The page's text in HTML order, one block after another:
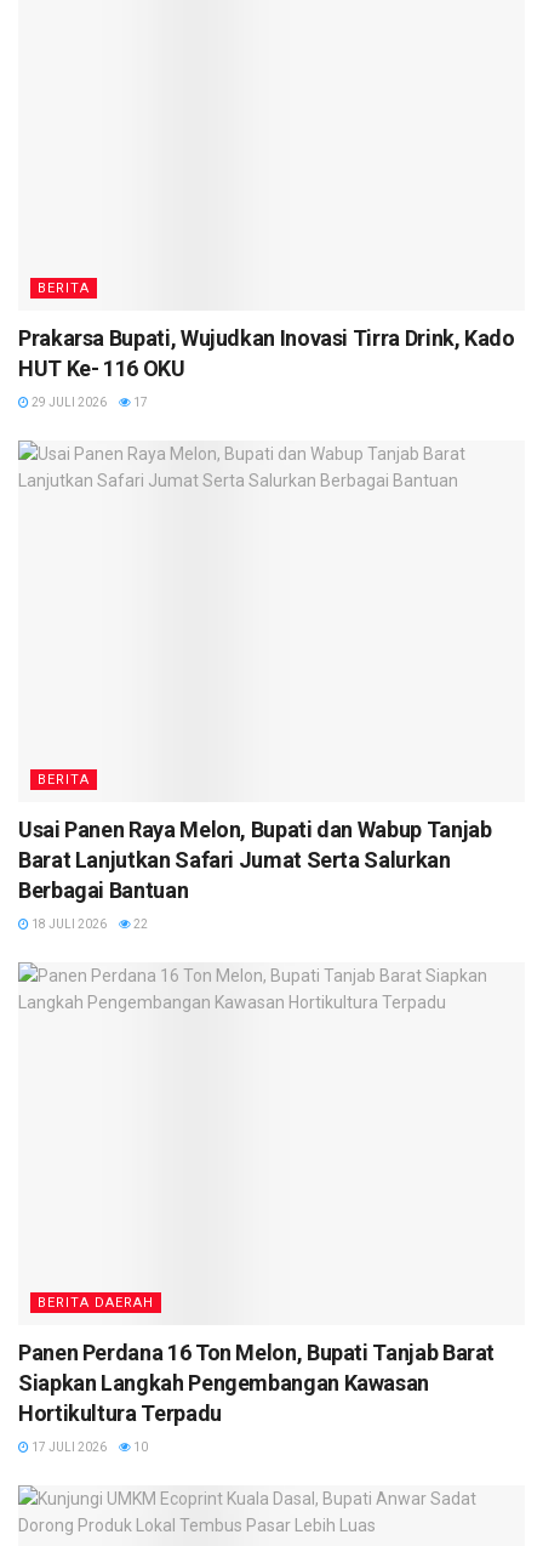
BERITA
Prakarsa Bupati, Wujudkan Inovasi Tirra Drink, Kado
HUT Ke- 116 OKU
29 JULI 2026 17
BERITA
Usai Panen Raya Melon, Bupati dan Wabup Tanjab
Barat Lanjutkan Safari Jumat Serta Salurkan
Berbagai Bantuan
18 JULI 2026 22
BERITA DAERAH
Panen Perdana 16 Ton Melon, Bupati Tanjab Barat
Siapkan Langkah Pengembangan Kawasan
Hortikultura Terpadu
17 JULI 2026 10